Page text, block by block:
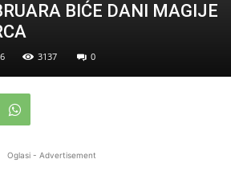
BIĆE DANI MAGIJE
3137 0
Oglasi - Advertisement